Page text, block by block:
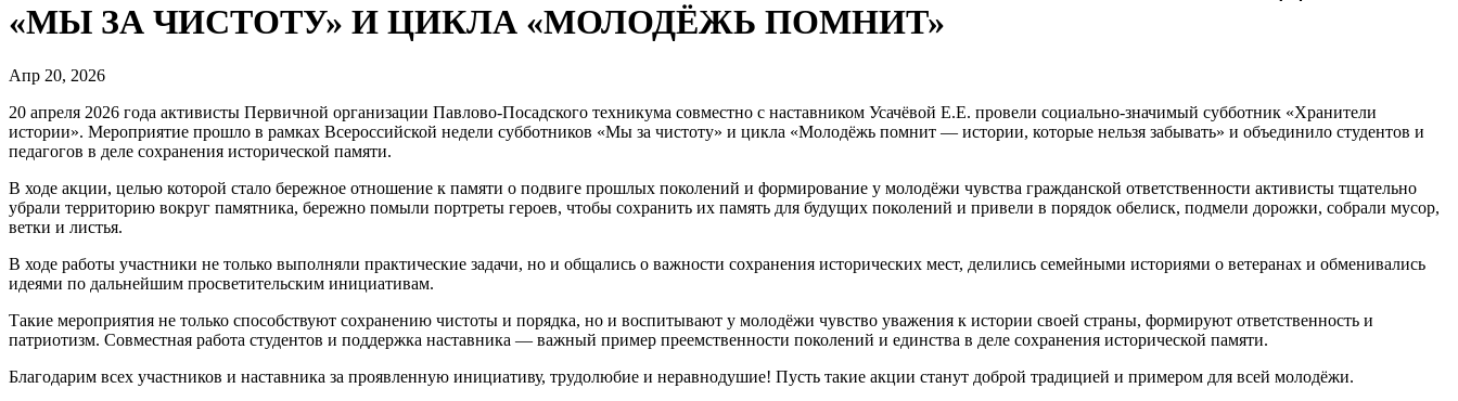
«МЫ ЗА ЧИСТОТУ» И ЦИКЛА «МОЛОДЁЖЬ ПОМНИТ»
Апр 20, 2026
20 апреля 2026 года активисты Первичной организации Павлово‑Посадского техникума совместно с наставником Усачёвой Е.Е. провели социально‑значимый субботник «Хранители
истории». Мероприятие прошло в рамках Всероссийской недели субботников «Мы за чистоту» и цикла «Молодёжь помнит — истории, которые нельзя забывать» и объединило студентов и
педагогов в деле сохранения исторической памяти.
В ходе акции, целью которой стало бережное отношение к памяти о подвиге прошлых поколений и формирование у молодёжи чувства гражданской ответственности активисты тщательно
убрали территорию вокруг памятника, бережно помыли портреты героев, чтобы сохранить их память для будущих поколений и привели в порядок обелиск, подмели дорожки, собрали мусор,
ветки и листья.
В ходе работы участники не только выполняли практические задачи, но и общались о важности сохранения исторических мест, делились семейными историями о ветеранах и обменивались
идеями по дальнейшим просветительским инициативам.
Такие мероприятия не только способствуют сохранению чистоты и порядка, но и воспитывают у молодёжи чувство уважения к истории своей страны, формируют ответственность и
патриотизм. Совместная работа студентов и поддержка наставника — важный пример преемственности поколений и единства в деле сохранения исторической памяти.
Благодарим всех участников и наставника за проявленную инициативу, трудолюбие и неравнодушие! Пусть такие акции станут доброй традицией и примером для всей молодёжи.